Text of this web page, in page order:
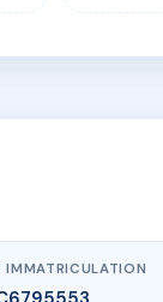
AC6795553
IMMATRICULATION